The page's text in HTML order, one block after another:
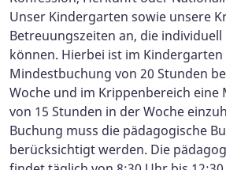
Unser Kindergarten sowie unsere
Betreuungszeiten an, die
können. Hierbei ist im Kindergarten
Mindestbuchung von 20 Stunden
Woche und im Krippenbereich eine
von 15 Stunden in der Woche
Buchung muss die pädagogische
berücksichtigt werden. Die